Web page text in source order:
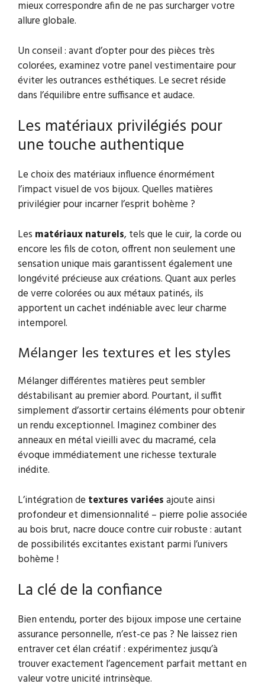
mieux correspondre afin de ne pas surcharger votre
allure globale.
Un conseil : avant d’opter pour des pièces très
colorées, examinez votre panel vestimentaire pour
éviter les outrances esthétiques. Le secret réside
dans l’équilibre entre suffisance et audace.
Les matériaux privilégiés pour
une touche authentique
Le choix des matériaux influence énormément
l’impact visuel de vos bijoux. Quelles matières
privilégier pour incarner l’esprit bohème ?
Les matériaux naturels, tels que le cuir, la corde ou
encore les fils de coton, offrent non seulement une
sensation unique mais garantissent également une
longévité précieuse aux créations. Quant aux perles
de verre colorées ou aux métaux patinés, ils
apportent un cachet indéniable avec leur charme
intemporel.
Mélanger les textures et les styles
Mélanger différentes matières peut sembler
déstabilisant au premier abord. Pourtant, il suffit
simplement d’assortir certains éléments pour obtenir
un rendu exceptionnel. Imaginez combiner des
anneaux en métal vieilli avec du macramé, cela
évoque immédiatement une richesse texturale
inédite.
L’intégration de textures variéesajoute ainsi
profondeur et dimensionnalité – pierre polie associée
au bois brut, nacre douce contre cuir robuste : autant
de possibilités excitantes existant parmi l’univers
bohème !
La clé de la confiance
Bien entendu, porter des bijoux impose une certaine
assurance personnelle, n’est-ce pas ? Ne laissez rien
entraver cet élan créatif : expérimentez jusqu’à
trouver exactement l’agencement parfait mettant en
valeur votre unicité intrinsèque.